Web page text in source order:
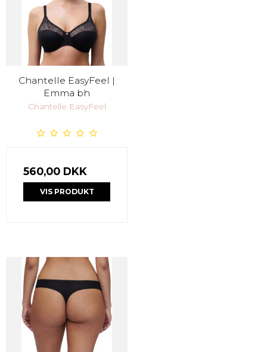
Chantelle EasyFeel |
Emma bh
Chantelle EasyFeel
560,00 DKK
VIS PRODUKT